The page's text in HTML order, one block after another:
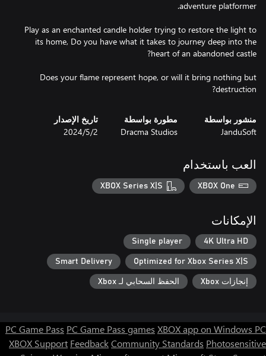
Play as an enchanted candle holder trying to restore the light to
its home, Do you have what it takes to journey deep into the
Does your flame represent hope, or will it bring nothing but
destruction?
منشور بواسطة
JanduSoft
مطورة بواسطة
Dracma Studios
تاريخ الإصدار
2‏/5‏/2024
العب باستخدام
XBOX One
XBOX Series X|S
الإمكانات
4K Ultra HD
Single player
Optimized for Xbox Series X|S
Smart Delivery
إنجازات Xbox الحفظ السحابي لـ Xbox
PC Game Pass PC Game Pass games XBOX app on Windows PC
XBOX Support FeedbackCommunity Standards Photosensitive